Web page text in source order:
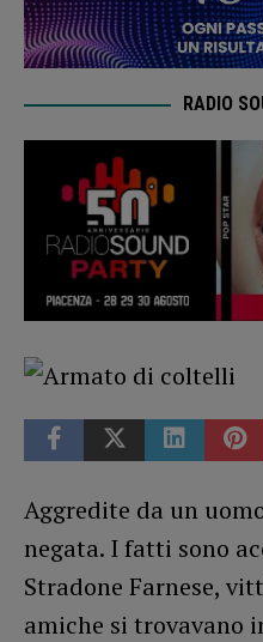
RADIO
Aggredite da un
negata. I fatti sono
Stradone Farnese,
amiche si trovavano